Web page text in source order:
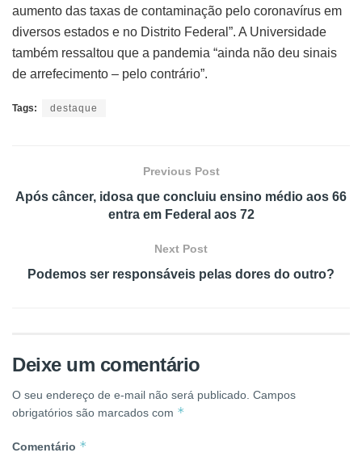
aumento das taxas de contaminação pelo coronavírus em
diversos estados e no Distrito Federal”. A Universidade
também ressaltou que a pandemia “ainda não deu sinais
de arrefecimento – pelo contrário”.
Tags: destaque
Previous Post
Após câncer, idosa que concluiu ensino médio aos 66
entra em Federal aos 72
Next Post
Podemos ser responsáveis pelas dores do outro?
Deixe um comentário
O seu endereço de e-mail não será publicado. Campos
obrigatórios são marcados com *
Comentário *